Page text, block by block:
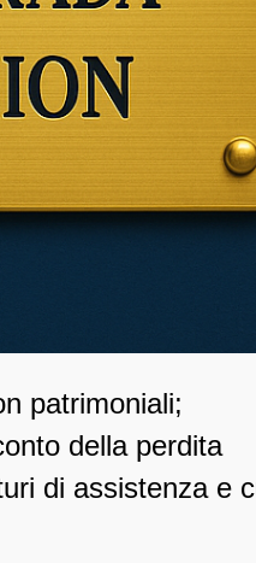
patrimoniali;
della perdita
di assistenza e